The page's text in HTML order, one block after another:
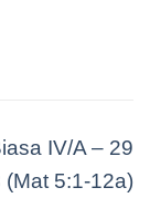
IV/A – 29
5:1-12a)